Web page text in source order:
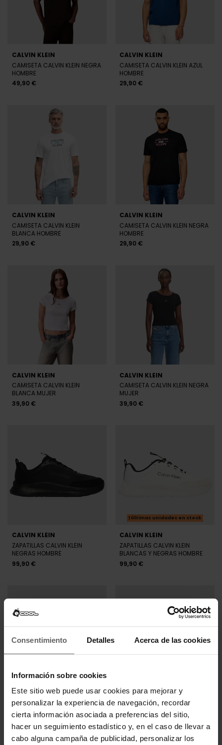
Consentimiento Detalles Acerca de las cookies
Información sobre cookies
Este sitio web puede usar cookies para mejorar y
personalizar la experiencia de navegación, recordar
cierta información asociada a preferencias del sitio,
hacer un seguimiento estadístico y, en el caso de llevar a
cabo alguna campaña de publicidad, personalizar los
CALVIN KLEIN
CAMISETA CALVIN KLEIN NEGRA
HOMBRE
49,90 €
CALVIN KLEIN
CAMISETA CALVIN KLEIN AZUL
HOMBRE
29,90 €
CALVIN KLEIN
CAMISETA CALVIN KLEIN
BLANCA HOMBRE
29,90 €
CALVIN KLEIN
CAMISETA CALVIN KLEIN NEGRA
HOMBRE
29,90 €
CALVIN KLEIN
CAMISETA CALVIN KLEIN
BLANCA MUJER
39,90 €
CALVIN KLEIN
CAMISETA CALVIN KLEIN NEGRA
MUJER
39,90 €
CALVIN KLEIN
ZAPATILLAS CALVIN KLEIN
NEGRAS HOMBRE
99,90 €
Últimas unidades en stock
CALVIN KLEIN
ZAPATILLAS CALVIN KLEIN
BLANCAS Y NEGRAS HOMBRE
99,90 €
Últimas unidades en stock
CALVIN KLEIN
ZAPATILLAS CALVIN KLEIN
BLANCAS Y NEGRAS HOMBRE
99,90 €
CALVIN KLEIN
ZAPATILLAS CALVIN KLEIN
NEGRAS HOMBRE
99,90 €